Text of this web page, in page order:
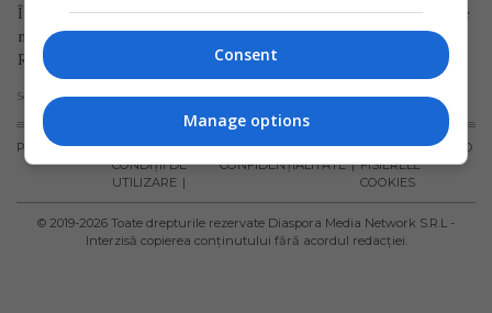
Într-un mesaj emoționant postat pe pagina de Facebook „The
never forgotten Romanian children – Copiii niciodată uitați ai
României”, un…
Scris de Daniela Stoica- miercuri, 1 mai 2024
PUBLICITATE
TERMENI ȘI
CONDIȚII DE
UTILIZARE
POLITICA DE
CONFIDENȚIALITATE
POLITICA PRIVIND
FISIERELE
COOKIES
© 2019-2026 Toate drepturile rezervate Diaspora Media Network S.R.L -
Interzisă copierea conținutului fără acordul redacției.
Consent
Manage options